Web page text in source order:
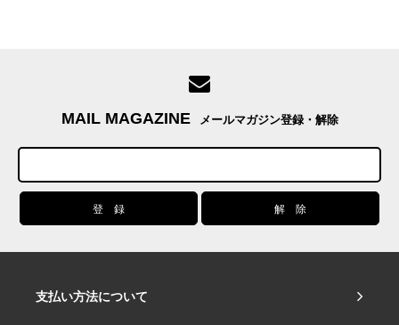
MAIL MAGAZINE メールマガジン登録・解除
支払い方法について